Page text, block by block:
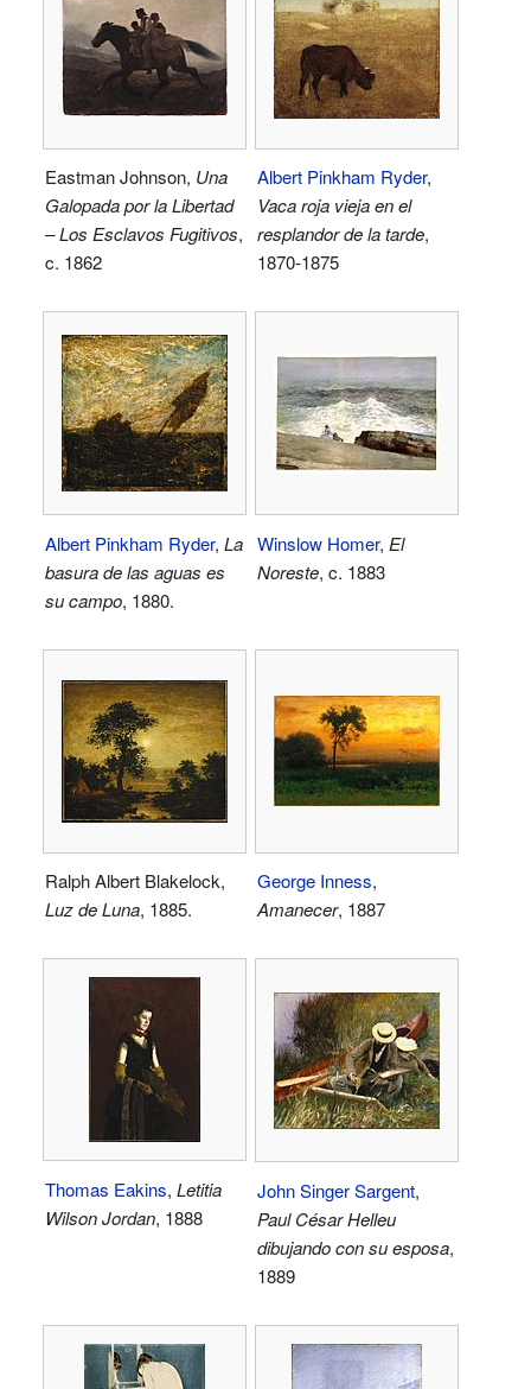
Eastman Johnson, Una
Galopada por la Libertad
– Los Esclavos Fugitivos,
c. 1862
Albert Pinkham Ryder,
Vaca roja vieja en el
resplandor de la tarde,
1870-1875
Albert Pinkham Ryder, La
basura de las aguas es
su campo, 1880.
Winslow Homer, El
Noreste, c. 1883
Ralph Albert Blakelock,
Luz de Luna, 1885.
George Inness,
Amanecer, 1887
Thomas Eakins, Letitia
Wilson Jordan, 1888
John Singer Sargent,
Paul César Helleu
dibujando con su esposa,
1889